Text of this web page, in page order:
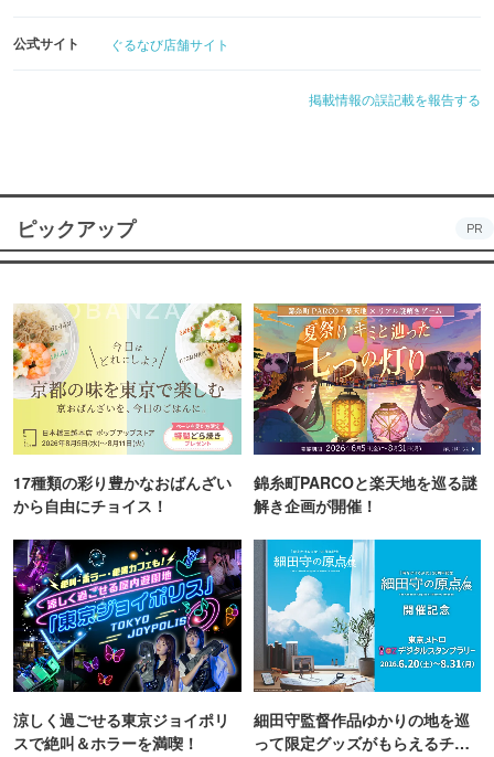
公式サイト ぐるなび店舗サイト
掲載情報の誤記載を報告する
ピックアップ PR
17種類の彩り豊かなおばんざい
から自由にチョイス！
錦糸町PARCOと楽天地を巡る謎
解き企画が開催！
涼しく過ごせる東京ジョイポリ
スで絶叫＆ホラーを満喫！
細田守監督作品ゆかりの地を巡
って限定グッズがもらえるチャ